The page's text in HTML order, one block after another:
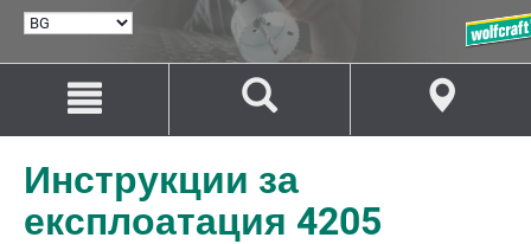
ИЗБИРАНЕ
ЕЗИК
Преминаване
съдържанието
Преминаване
навигацията
Инструкции за
експлоатация 4205